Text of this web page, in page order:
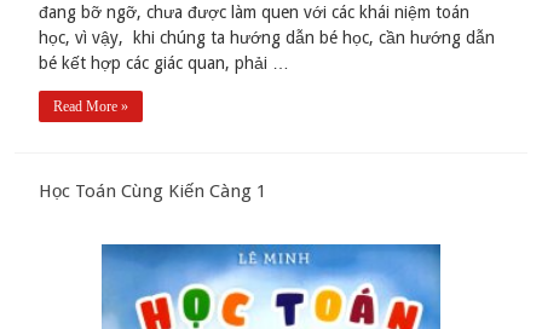
đang bỡ ngỡ, chưa được làm quen với các khái niệm toán
học, vì vậy, khi chúng ta hướng dẫn bé học, cần hướng dẫn
bé kết hợp các giác quan, phải …
Read More »
Học Toán Cùng Kiến Càng 1